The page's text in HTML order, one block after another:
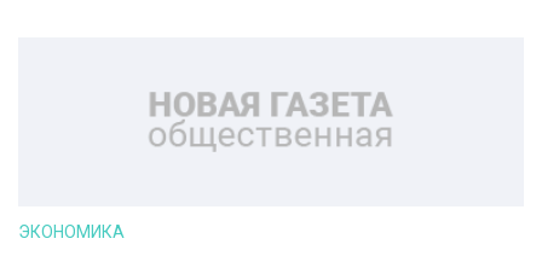
ЭКОНОМИКА